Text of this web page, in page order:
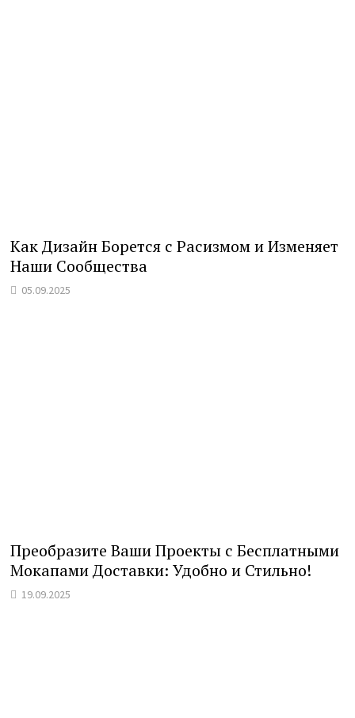
Как Дизайн Борется с Расизмом и Изменяет
Наши Сообщества
05.09.2025
Преобразите Ваши Проекты с Бесплатными
Мокапами Доставки: Удобно и Стильно!
19.09.2025